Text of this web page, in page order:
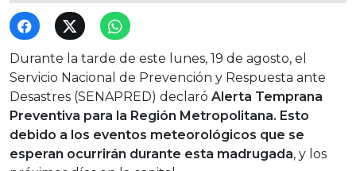
Durante la tarde de este lunes, 19 de agosto, el
Servicio Nacional de Prevención y Respuesta ante
Desastres (SENAPRED) declaró Alerta Temprana
Preventiva para la Región Metropolitana. Esto
debido a los eventos meteorológicos que se
esperan ocurrirán durante esta madrugada, y los